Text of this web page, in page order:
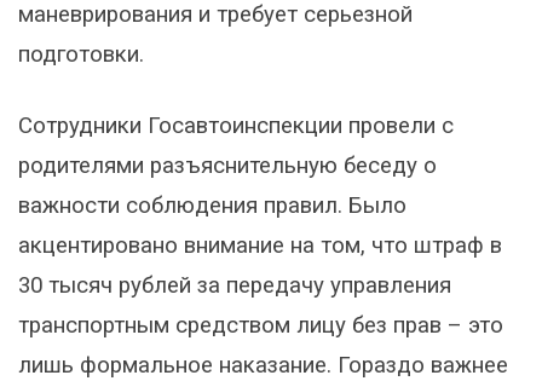
маневрирования и требует серьезной
подготовки.
Сотрудники Госавтоинспекции провели с
родителями разъяснительную беседу о
важности соблюдения правил. Было
акцентировано внимание на том, что штраф в
30 тысяч рублей за передачу управления
транспортным средством лицу без прав – это
лишь формальное наказание. Гораздо важнее